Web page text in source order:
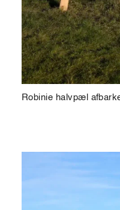
Robinie halvpæl